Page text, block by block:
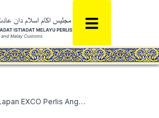
Lapan EXCO Perlis Angkat Sumpah